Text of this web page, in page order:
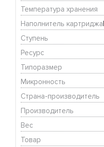
Температура хранения
Наполнитель картриджа
Ступень
Ресурс
Типоразмер
Микронность
Страна-производитель
Производитель
Вес
Товар